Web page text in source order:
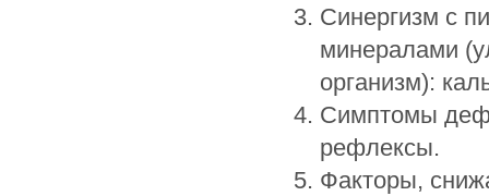
Синергизм с
минералами
организм):
Симптомы
рефлексы.
Факторы,